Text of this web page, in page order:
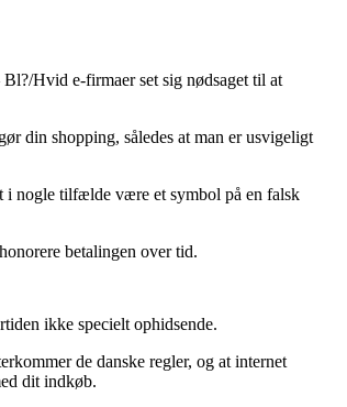
Hvid e-firmaer set sig nødsaget til at
din shopping, således at man er usvigeligt
i nogle tilfælde være et symbol på en falsk
betalingen over tid.
ikke specielt ophidsende.
de danske regler, og at internet
dit indkøb.